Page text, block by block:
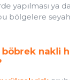
yapılması ya
bölgelere
böbrek nakli